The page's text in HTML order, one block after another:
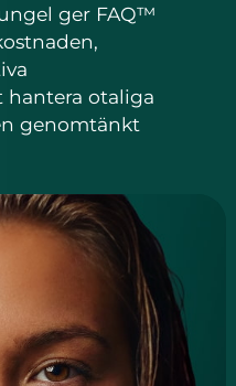
ger FAQ™
hantera otaliga
genomtänkt